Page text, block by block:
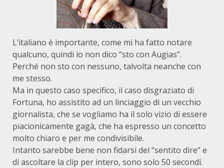
L’italiano è importante, come mi ha fatto notare
qualcuno, quindi io non dico “sto con Augias”.
Perché non sto con nessuno, talvolta neanche con
me stesso.
Ma in questo caso specifico, il caso disgraziato di
Fortuna, ho assistito ad un linciaggio di un vecchio
giornalista, che se vogliamo ha il solo vizio di essere
piacionicamente gagà, che ha espresso un concetto
molto chiaro e per me condivisibile.
Intanto sarebbe bene non fidarsi del “sentito dire” e
di ascoltare la clip per intero, sono solo 50 secondi.